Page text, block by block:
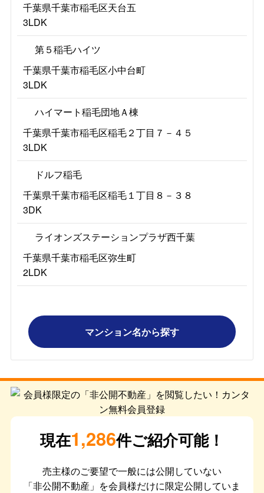
千葉県千葉市稲毛区天台五
3LDK
第５稲毛ハイツ
千葉県千葉市稲毛区小中台町
3LDK
ハイマート稲毛団地Ａ棟
千葉県千葉市稲毛区稲毛２丁目７－４５
3LDK
ドルフ稲毛
千葉県千葉市稲毛区稲毛１丁目８－３８
3DK
ライオンズステーションプラザ西千葉
千葉県千葉市稲毛区弥生町
2LDK
マンション名から探す
現在1,286件ご紹介可能！
売主様のご要望で一般には公開していない
「非公開不動産」を会員様だけに限定公開していま